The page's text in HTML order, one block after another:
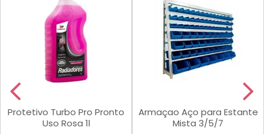
Protetivo Turbo Pro Pronto
Uso Rosa 1l
Armaçao Aço para Estante
Mista 3/5/7